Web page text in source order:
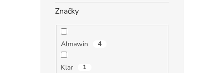
Značky
Almawin 4
Klar 1